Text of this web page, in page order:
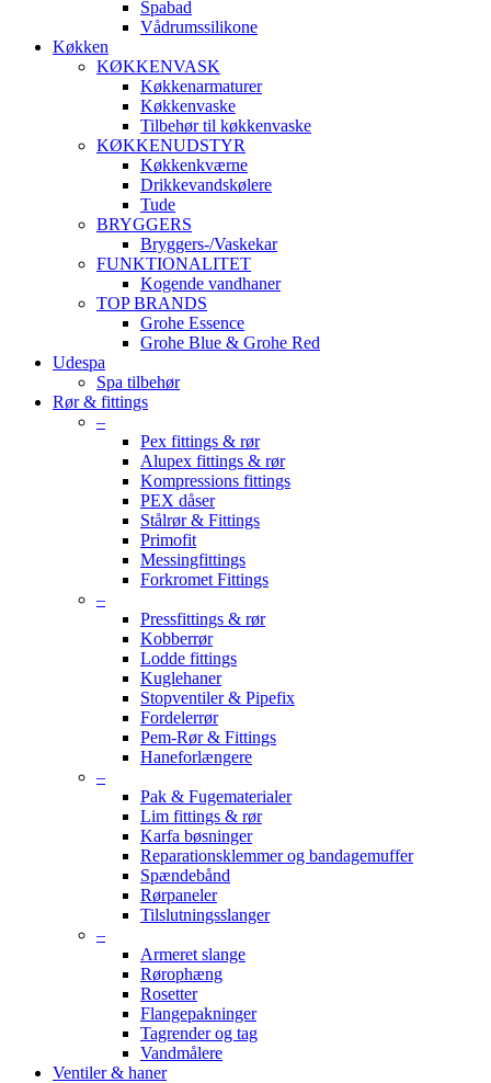
Spabad
Vådrumssilikone
Køkken
KØKKENVASK
Køkkenarmaturer
Køkkenvaske
Tilbehør til køkkenvaske
KØKKENUDSTYR
Køkkenkværne
Drikkevandskølere
Tude
BRYGGERS
Bryggers-/Vaskekar
FUNKTIONALITET
Kogende vandhaner
TOP BRANDS
Grohe Essence
Grohe Blue & Grohe Red
Udespa
Spa tilbehør
Rør & fittings
–
Pex fittings & rør
Alupex fittings & rør
Kompressions fittings
PEX dåser
Stålrør & Fittings
Primofit
Messingfittings
Forkromet Fittings
–
Pressfittings & rør
Kobberrør
Lodde fittings
Kuglehaner
Stopventiler & Pipefix
Fordelerrør
Pem-Rør & Fittings
Haneforlængere
–
Pak & Fugematerialer
Lim fittings & rør
Karfa bøsninger
Reparationsklemmer og bandagemuffer
Spændebånd
Rørpaneler
Tilslutningsslanger
–
Armeret slange
Rørophæng
Rosetter
Flangepakninger
Tagrender og tag
Vandmålere
Ventiler & haner